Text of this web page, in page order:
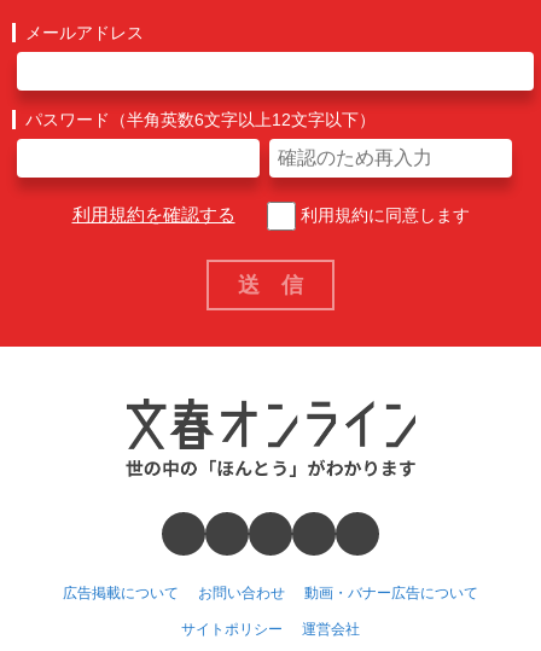
メールアドレス
パスワード（半角英数6文字以上12文字以下）
利用規約を確認する 利用規約に同意します
広告掲載について お問い合わせ 動画・バナー広告について
サイトポリシー 運営会社